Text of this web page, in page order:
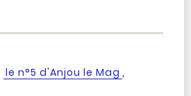
le n°5 d'Anjou le Mag ,